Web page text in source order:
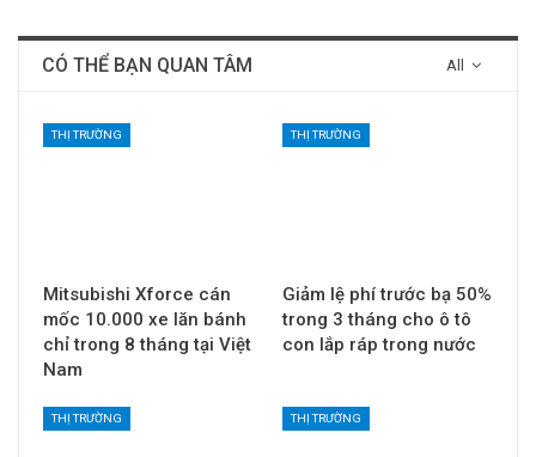
All
CÓ THỂ BẠN QUAN TÂM
THỊ TRƯỜNG
Mitsubishi Xforce cán
mốc 10.000 xe lăn bánh
chỉ trong 8 tháng tại Việt
Nam
THỊ TRƯỜNG
Giảm lệ phí trước bạ 50%
trong 3 tháng cho ô tô
con lắp ráp trong nước
THỊ TRƯỜNG THỊ TRƯỜNG